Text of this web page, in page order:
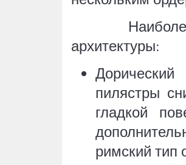
Наиболее
архитектуры:
пилястры
гладкой
римский тип